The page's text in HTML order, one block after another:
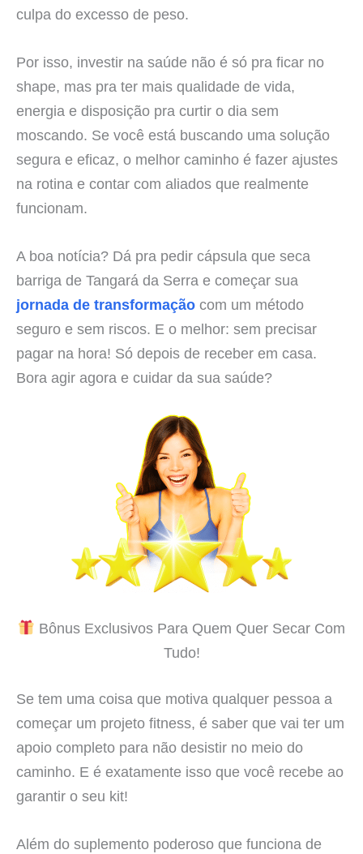
culpa do excesso de peso.
Por isso, investir na saúde não é só pra ficar no
shape, mas pra ter mais qualidade de vida,
energia e disposição pra curtir o dia sem
moscando. Se você está buscando uma solução
segura e eficaz, o melhor caminho é fazer ajustes
na rotina e contar com aliados que realmente
funcionam.
A boa notícia? Dá pra pedir cápsula que seca
barriga de Tangará da Serra e começar sua
jornada de transformação com um método
seguro e sem riscos. E o melhor: sem precisar
pagar na hora! Só depois de receber em casa.
Bora agir agora e cuidar da sua saúde?
Bônus Exclusivos Para Quem Quer Secar Com
Tudo!
Se tem uma coisa que motiva qualquer pessoa a
começar um projeto fitness, é saber que vai ter um
apoio completo para não desistir no meio do
caminho. E é exatamente isso que você recebe ao
garantir o seu kit!
Além do suplemento poderoso que funciona de